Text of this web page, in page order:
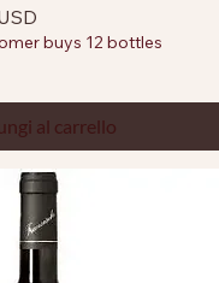
scontato
buys 12 bottles
al carrello